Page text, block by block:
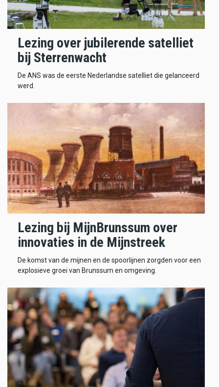
Lezing over jubilerende satelliet
bij Sterrenwacht
De ANS was de eerste Nederlandse satelliet die gelanceerd
werd.
Lezing bij MijnBrunssum over
innovaties in de Mijnstreek
De komst van de mijnen en de spoorlijnen zorgden voor een
explosieve groei van Brunssum en omgeving.